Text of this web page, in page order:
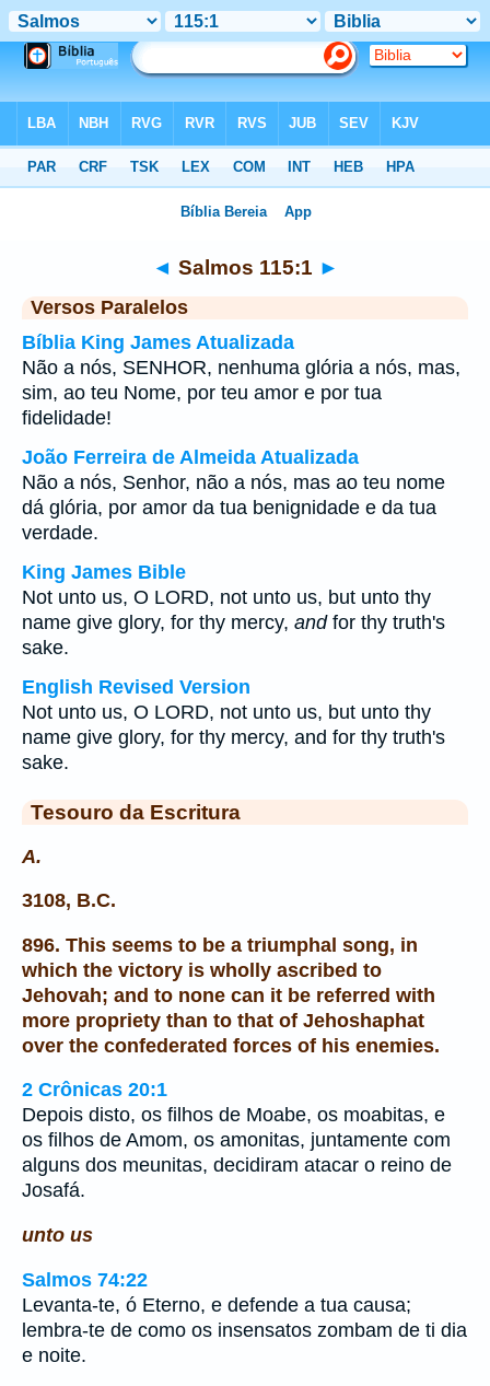
◄ Salmos 115:1 ►
Versos Paralelos
Bíblia King James Atualizada
Não a nós, SENHOR, nenhuma glória a nós, mas,
sim, ao teu Nome, por teu amor e por tua
fidelidade!
João Ferreira de Almeida Atualizada
Não a nós, Senhor, não a nós, mas ao teu nome
dá glória, por amor da tua benignidade e da tua
verdade.
King James Bible
Not unto us, O LORD, not unto us, but unto thy
name give glory, for thy mercy, andfor thy truth's
sake.
English Revised Version
Not unto us, O LORD, not unto us, but unto thy
name give glory, for thy mercy, and for thy truth's
sake.
Tesouro da Escritura
A.
3108, B.C.
896. This seems to be a triumphal song, in
which the victory is wholly ascribed to
Jehovah; and to none can it be referred with
more propriety than to that of Jehoshaphat
over the confederated forces of his enemies.
2 Crônicas 20:1
Depois disto, os filhos de Moabe, os moabitas, e
os filhos de Amom, os amonitas, juntamente com
alguns dos meunitas, decidiram atacar o reino de
Josafá.
unto us
Salmos 74:22
Levanta-te, ó Eterno, e defende a tua causa;
lembra-te de como os insensatos zombam de ti dia
e noite.